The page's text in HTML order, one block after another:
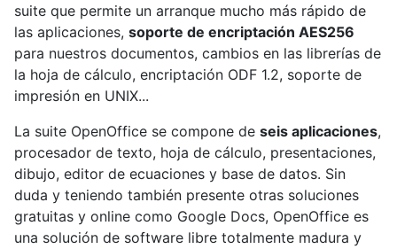
suite que permite un arranque mucho más rápido de
las aplicaciones, soporte de encriptación AES256
para nuestros documentos, cambios en las librerías de
la hoja de cálculo, encriptación ODF 1.2, soporte de
impresión en UNIX...
La suite OpenOffice se compone de seis aplicaciones,
procesador de texto, hoja de cálculo, presentaciones,
dibujo, editor de ecuaciones y base de datos. Sin
duda y teniendo también presente otras soluciones
gratuitas y online como Google Docs, OpenOffice es
una solución de software libre totalmente madura y